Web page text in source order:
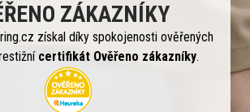
ZÁKAZNÍKY
získal díky spokojenosti ověřených
certifikát Ověřeno zákazníky.